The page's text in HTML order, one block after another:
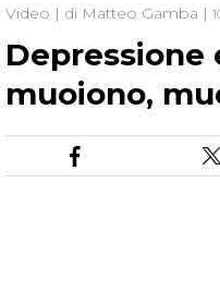
Video | di Matteo Gamba |
Depressione
muoiono,